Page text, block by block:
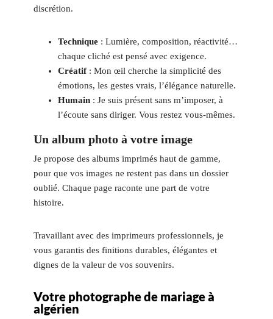
discrétion.
Technique : Lumière, composition, réactivité…
chaque cliché est pensé avec exigence.
Créatif: Mon œil cherche la simplicité des
émotions, les gestes vrais, l’élégance naturelle.
Humain : Je suis présent sans m’imposer, à
l’écoute sans diriger. Vous restez vous-mêmes.
Un album photo à votre image
Je propose des albums imprimés haut de gamme,
pour que vos images ne restent pas dans un dossier
oublié. Chaque page raconte une part de votre
histoire.
Travaillant avec des imprimeurs professionnels, je
vous garantis des finitions durables, élégantes et
dignes de la valeur de vos souvenirs.
Votre photographe de mariage à
algérien